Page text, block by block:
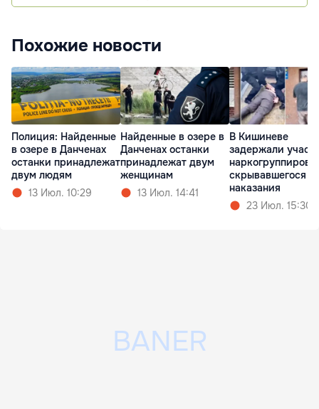
Похожие новости
Полиция: Найденные
в озере в Данченах
останки принадлежат
двум людям
13 Июл. 10:29
Найденные в озере в
Данченах останки
принадлежат двум
женщинам
13 Июл. 14:41
В Кишиневе
задержали
скрывавшегося от
наказания
23 Июл. 15:30